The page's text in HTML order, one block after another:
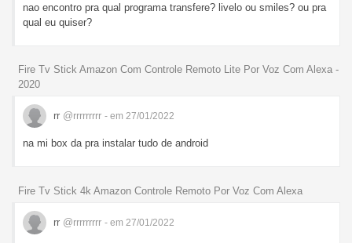
nao encontro pra qual programa transfere? livelo ou smiles? ou pra
qual eu quiser?
Fire Tv Stick Amazon Com Controle Remoto Lite Por Voz Com Alexa -
2020
rr @rrrrrrrrr - em 27/01/2022
na mi box da pra instalar tudo de android
Fire Tv Stick 4k Amazon Controle Remoto Por Voz Com Alexa
rr @rrrrrrrrr - em 27/01/2022